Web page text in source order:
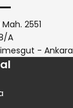
2551
A
- Ankara